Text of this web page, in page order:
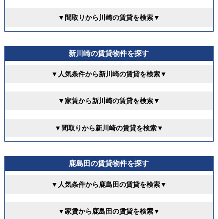
▼間取りから川崎の賃貸を検索▼
新川崎の賃貸物件を探す
▼人気条件から新川崎の賃貸を検索▼
▼家賃から新川崎の賃貸を検索▼
▼間取りから新川崎の賃貸を検索▼
鹿島田の賃貸物件を探す
▼人気条件から鹿島田の賃貸を検索▼
▼家賃から鹿島田の賃貸を検索▼